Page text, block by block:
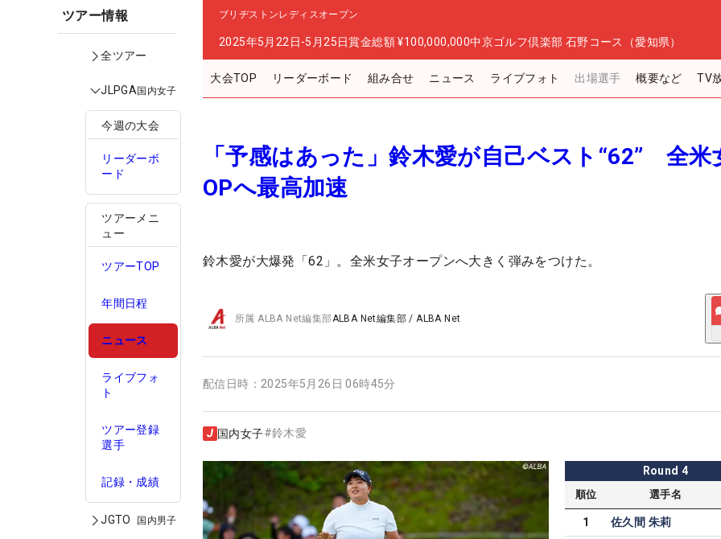
ツアー情報
全ツアー
JLPGA国内女子
今週の大会
リーダーボ
ード
ツアーメニ
ュー
ツアーTOP
年間日程
ニュース
ライブフォ
ト
ツアー登録
選手
記録・成績
JGTO 国内男子
ブリヂストンレディスオープン
2025年5月22日-5月25日賞金総額 ¥100,000,000中京ゴルフ倶楽部 石野コース（愛知県）
大会TOP リーダーボード 組み合せ ニュース ライブフォト 出場選手 概要など TV
「予感はあった」鈴木愛が自己ベスト“62” 全米
OPへ最高加速
鈴木愛が大爆発「62」。全米女子オープンへ大きく弾みをつけた。
所属ALBA Net編集部ALBA Net編集部 /ALBA Net
配信日時： 2025年5月26日 06時45分
国内女子#鈴木愛
Round 4
順位 選手名
1 佐久間 朱莉